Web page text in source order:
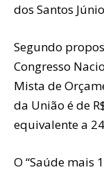
dos Santos
Segundo
Congresso
Mista de
da União é de
equivalente a
O “Saúde mais